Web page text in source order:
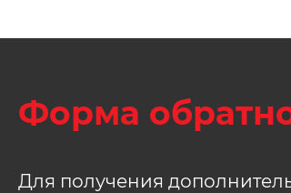
Форма
Для получения